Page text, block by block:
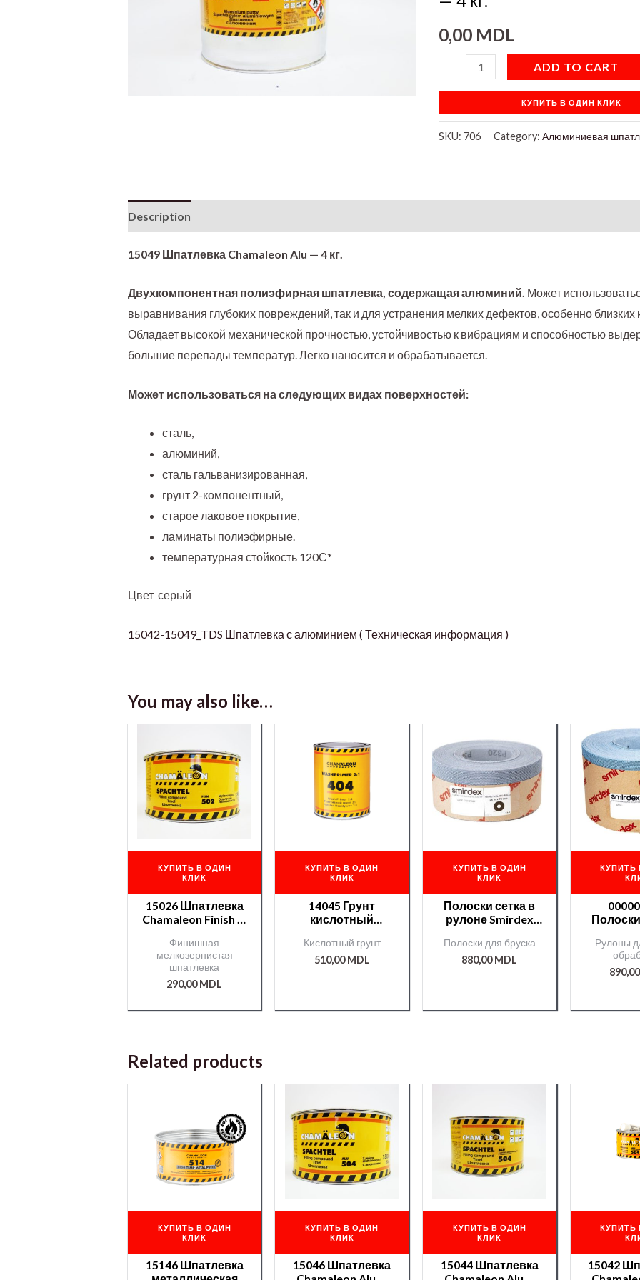
0,00 MDL
quantity
ADD TO CART
КУПИТЬ В ОДИН КЛИК
SKU: 706 Category:Алюминиевая
Description
15049 Шпатлевка Chamaleon Alu — 4 кг.
Двухкомпонентная полиэфирная шпатлевка, содержащая алюминий. Может
выравнивания глубоких повреждений, так и для устранения мелких дефектов, особенно близких
Обладает высокой механической прочностью, устойчивостью к вибрациям и способностью
большие перепады температур. Легко наносится и обрабатывается.
Может использоваться на следующих видах поверхностей:
сталь,
алюминий,
сталь гальванизированная,
грунт 2-компонентный,
старое лаковое покрытие,
ламинаты полиэфирные.
температурная стойкость 120С*
Цвет серый
15042-15049_TDS Шпатлевка с алюминием ( Техническая информация )
You may also like…
КУПИТЬ В ОДИН
КЛИК
15026 Шпатлевка
Chamaleon Finish —
Финишная
мелкозернистая
шпатлевка
290,00MDL
КУПИТЬ В ОДИН
КЛИК
14045 Грунт
кислотный
Chamaleon Wach
primer 1л.+отв.204
Кислотный грунт
510,00MDL
КУПИТЬ В ОДИН
КЛИК
Полоски сетка в
рулоне Smirdex
0008011/
Полоски для бруска
880,00MDL
КУПИТЬ
Полоски
Рулоны
890,00
Related products
КУПИТЬ В ОДИН
КЛИК
15146 Шпатлевка
КУПИТЬ В ОДИН
КЛИК
15046 Шпатлевка
КУПИТЬ В ОДИН
КЛИК
15044 Шпатлевка
КУПИТЬ
15042